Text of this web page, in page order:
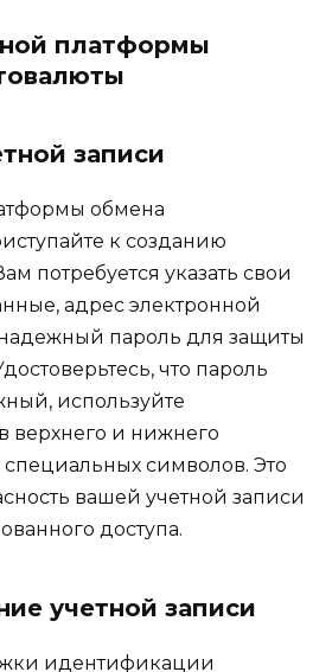
платформы
записи
обмена
к созданию
потребуется указать свои
адрeс электронной
пароль для защиты
что пароль
используйте
верхнего и нижнего
символов.​ Это
вашей учетной записи
доступа.
учетной записи
идентификации